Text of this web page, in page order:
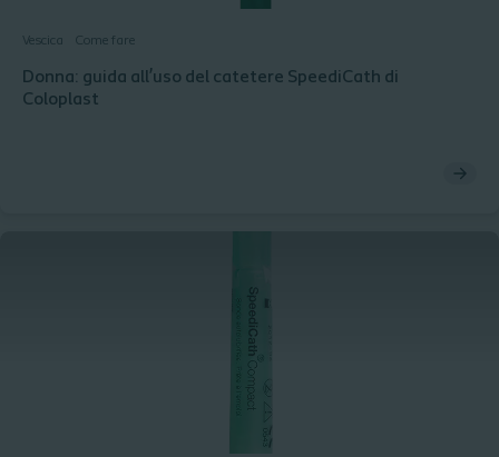
Vescica Come fare
Donna: guida all’uso del catetere SpeediCath di
Coloplast